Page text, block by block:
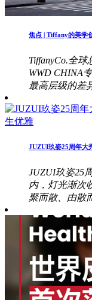
焦点 | Tiffany的美学
TiffanyCo.全
WWD CHINA
最高层级的差
JUZUI玖姿25周年大
JUZUI玖姿25
内，灯光渐次
聚而散、由散